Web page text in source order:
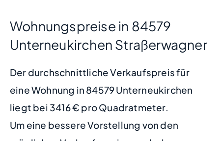
Wohnungspreise in 84579
Unterneukirchen Straßerwagner
Der durchschnittliche Verkaufspreis für
eine Wohnung in 84579 Unterneukirchen
liegt bei 3416 € pro Quadratmeter.
Um eine bessere Vorstellung von den